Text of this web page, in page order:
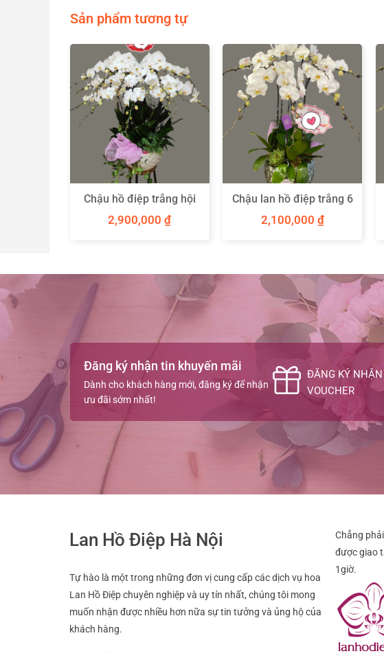
Sản phẩm tương tự
Chậu hồ điệp trắng hội
nghị
2,900,000₫
Chậu lan hồ điệp trắng 6
cành
2,100,000 ₫
Đăng ký nhận tin khuyến mãi
Dành cho khách hàng mới, đăng ký để nhận
ưu đãi sớm nhất!
ĐĂNG KÝ NHẬN
VOUCHER
Lan Hồ Điệp Hà Nội
Tự hào là một trong những đơn vị cung cấp các dịch vụ hoa
Lan Hồ Điệp chuyên nghiệp và uy tín nhất, chúng tôi mong
muốn nhận được nhiều hơn nữa sự tin tưởng và ủng hộ của
khách hàng.
Chẳng
được giao
1giờ.